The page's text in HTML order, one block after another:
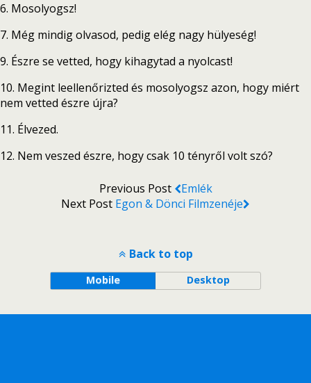
6. Mosolyogsz!
7. Még mindig olvasod, pedig elég nagy hülyeség!
9. Észre se vetted, hogy kihagytad a nyolcast!
10. Megint leellenőrizted és mosolyogsz azon, hogy miért
nem vetted észre újra?
11. Élvezed.
12. Nem veszed észre, hogy csak 10 tényről volt szó?
Previous Post
Emlék
Next Post Egon & Dönci Filmzenéje
Back to top
Mobile Desktop